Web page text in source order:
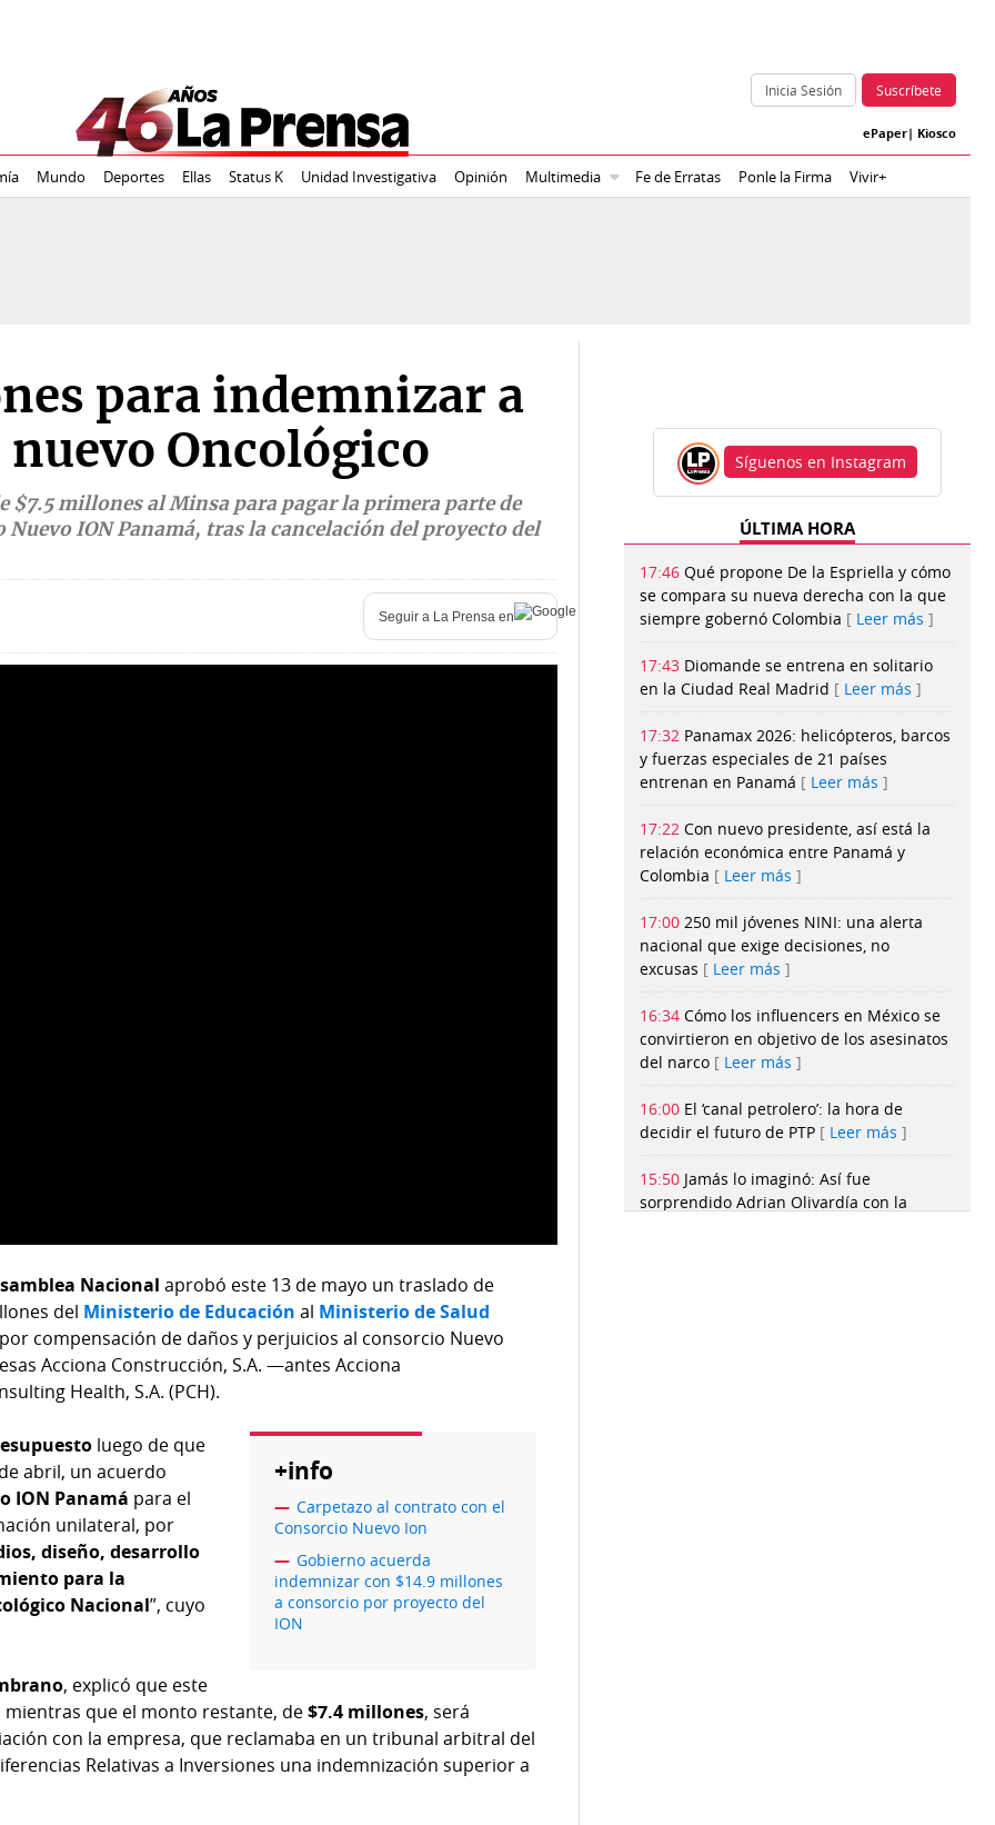
Inicia Sesión Suscríbete
ePaper| Kiosco
Mundo Deportes Ellas Status K Unidad Investigativa Opinión Multimedia Fe de Erratas Ponle la Firma Vivir+
para indemnizar a
Oncológico
$7.5 millones al Minsa para pagar la primera parte de
ION Panamá, tras la cancelación del proyecto del
Seguir a La Prensa en
Nacionalaprobó este 13 de mayo un traslado de
del Ministerio de Educación al Ministerio de Salud
compensación de daños y perjuicios al consorcio Nuevo
Acciona Construcción, S.A. —antes Acciona
Health, S.A. (PCH).
+info
Carpetazo al contrato con el
Consorcio Nuevo Ion
Gobierno acuerda
indemnizar con $14.9 millones
a consorcio por proyecto del
ION
luego de que
abril, un acuerdo
ION Panamá para el
unilateral, por
diseño, desarrollo
para la
Nacional”, cuyo
, explicó que este
mientras que el monto restante, de$7.4 millones, será
con la empresa, que reclamaba en un tribunal arbitral del
Relativas a Inversiones una indemnización superior a
Síguenos en Instagram
ÚLTIMA HORA
17:46 Qué propone De la Espriella y cómo
se compara su nueva derecha con la que
siempre gobernó Colombia
Leer más
17:43 Diomande se entrena en solitario
en la Ciudad Real Madrid
Leer más
17:32 Panamax 2026: helicópteros, barcos
y fuerzas especiales de 21 países
entrenan en Panamá
Leer más
17:22 Con nuevo presidente, así está la
relación económica entre Panamá y
Colombia
Leer más
17:00 250 mil jóvenes NINI: una alerta
nacional que exige decisiones, no
excusas
Leer más
16:34 Cómo los influencers en México se
convirtieron en objetivo de los asesinatos
del narco
Leer más
16:00 El ‘canal petrolero’: la hora de
decidir el futuro de PTP
Leer más
15:50 Jamás lo imaginó: Así fue
sorprendido Adrian Olivardía con la